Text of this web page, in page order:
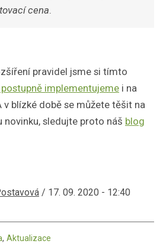
cena.
pravidel jsme si tímto
implementujeme i na
v blízké době se můžete těšit na
novinku, sledujte proto náš blog
/ 17. 09. 2020 - 12:40
, Aktualizace